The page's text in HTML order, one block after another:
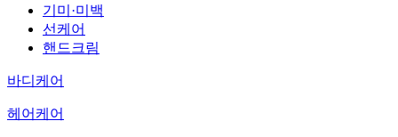
기미·미백
선케어
핸드크림
바디케어
헤어케어